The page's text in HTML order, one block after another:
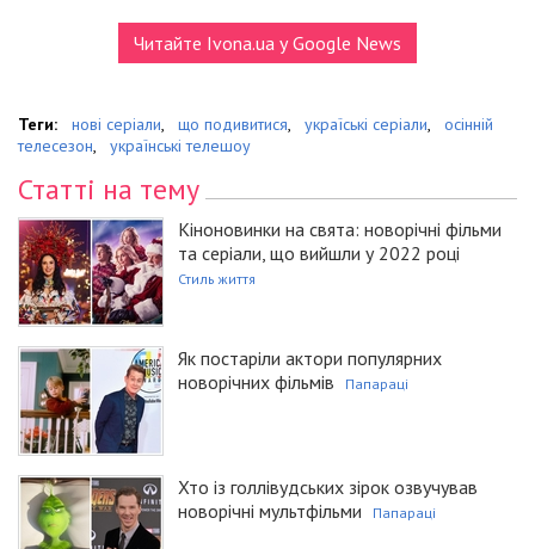
Читайте Ivona.ua у Google News
Теги: нові серіали, що подивитися, україські серіали,
осінній
телесезон, українські телешоу
Статті на тему
Кіноновинки на свята: новорічні фільми
та серіали, що вийшли у 2022 році
Стиль життя
Як постаріли актори популярних
новорічних фільмів
Папараці
Хто із голлівудських зірок озвучував
новорічні мультфільми
Папараці